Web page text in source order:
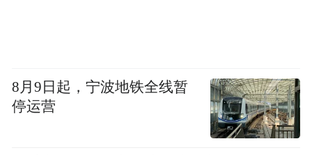
8月9日起，宁波地铁全线暂
停运营